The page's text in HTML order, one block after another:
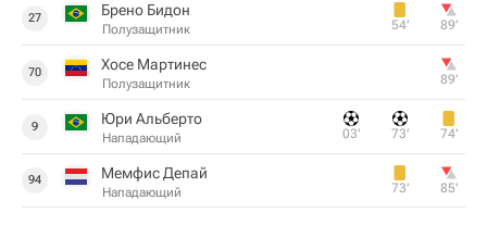
27 Брено Бидон
Полузащитник 54‎’‎ 89‎’‎
70 Хосе Мартинес
Полузащитник 89‎’‎
9 Юри Альберто
Нападающий 03‎’‎ 73‎’‎ 74‎’‎
94 Мемфис Депай
Нападающий 73‎’‎ 85‎’‎